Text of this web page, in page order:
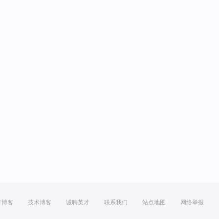
博客 技术博客 诚聘英才 联系我们 站点地图 网络举报